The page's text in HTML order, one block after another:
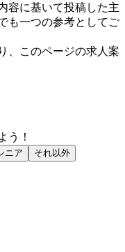
容に基いて投稿した主
も一つの参考としてご
、このページの求人案
う！
ニア
それ以外